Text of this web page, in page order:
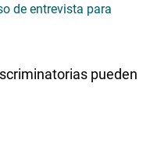
de entrevista para
pueden